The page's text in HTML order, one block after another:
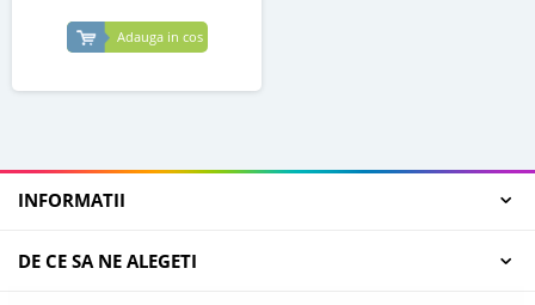
Adauga in cos
INFORMATII
DE CE SA NE ALEGETI